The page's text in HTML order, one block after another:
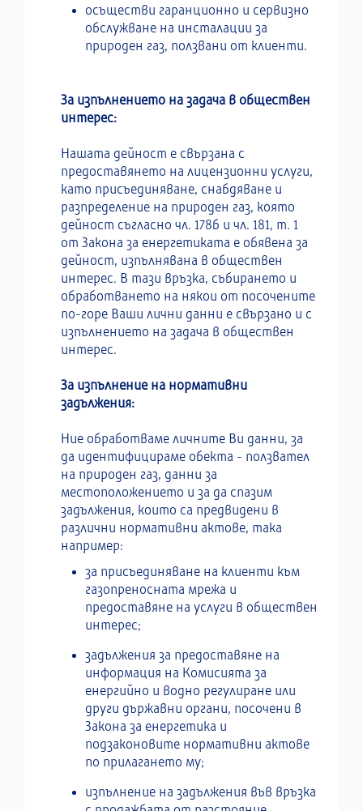
осъществи гаранционно и сервизно
обслужване на инсталации за
природен газ, ползвани от клиенти.
За изпълнението на задача в обществен
интерес:
Нашата дейност е свързана с
предоставянето на лицензионни услуги,
като присъединяване, снабдяване и
разпределение на природен газ, която
дейност съгласно чл. 178б и чл. 181, т. 1
от Закона за енергетиката е обявена за
дейност, изпълнявана в обществен
интерес. В тази връзка, събирането и
обработването на някои от посочените
по-горе Ваши лични данни е свързано и с
изпълнението на задача в обществен
интерес.
За изпълнение на нормативни
задължения:
Ние обработваме личните Ви данни, за
да идентифицираме обекта - ползвател
на природен газ, данни за
местоположението и за да спазим
задължения, които са предвидени в
различни нормативни актове, така
например:
за присъединяване на клиенти към
газопреносната мрежа и
предоставяне на услуги в обществен
интерес;
задължения за предоставяне на
информация на Комисията за
енергийно и водно регулиране или
други държавни органи, посочени в
Закона за енергетика и
подзаконовите нормативни актове
по прилагането му;
изпълнение на задължения във връзка